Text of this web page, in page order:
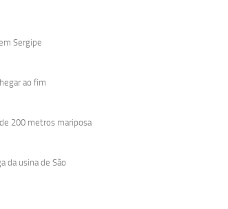
Sergipe
ao fim
200 metros mariposa
da usina de São